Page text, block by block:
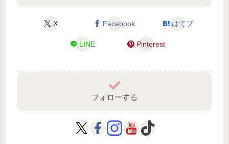
X Facebook はてブ
LINE Pinterest
フォローする